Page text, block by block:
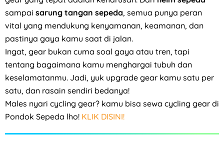
sampai sarung tangan sepeda, semua punya peran
vital yang mendukung kenyamanan, keamanan, dan
pastinya gaya kamu saat di jalan.
Ingat, gear bukan cuma soal gaya atau tren, tapi
tentang bagaimana kamu menghargai tubuh dan
keselamatanmu. Jadi, yuk upgrade gear kamu satu per
satu, dan rasain sendiri bedanya!
Males nyari cycling gear? kamu bisa sewa cycling gear di
Pondok Sepeda lho! KLIK DISINI!